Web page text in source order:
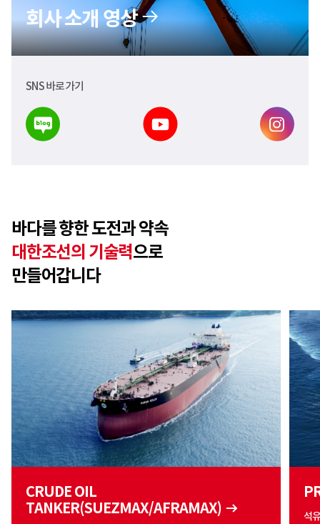
회사 소개 영상
SNS 바로가기
바다를 향한 도전과 약속
대한조선의 기술력으로
만들어갑니다
CRUDE OIL
TANKER(SUEZMAX/AFRAMAX)
석